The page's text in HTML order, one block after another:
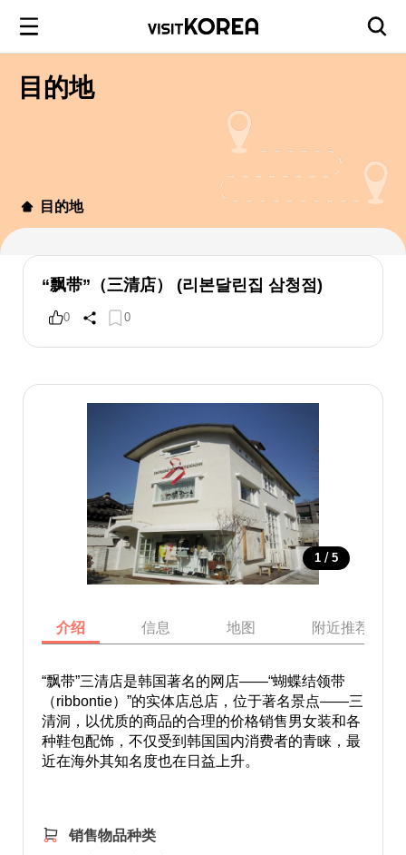
目的地
目的地
“飘带”（三清店） (리본달린집 삼청점)
0 0
1 / 5
介绍 信息 地图 附近推荐景点
“飘带”三清店是韩国著名的网店——“蝴蝶结领带
（ribbontie）”的实体店总店，位于著名景点——三
清洞，以优质的商品的合理的价格销售男女装和各
种鞋包配饰，不仅受到韩国国内消费者的青睐，最
近在海外其知名度也在日益上升。
销售物品种类